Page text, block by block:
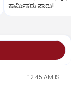
ಕಾರ್ಮಿಕರು ಪಾರು!
12:45 AM IST